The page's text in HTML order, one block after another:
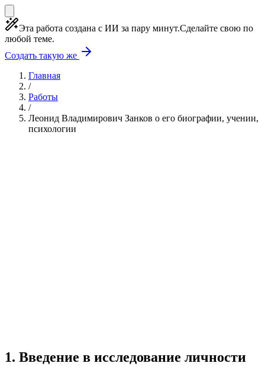
Эта работа создана с ИИ за пару минут.Сделайте свою по
любой теме.
Создать такую же
Главная
/
Работы
/
Леонид Владимирович Занков о его биографии, учении,
психологии
1. Введение в исследование личности